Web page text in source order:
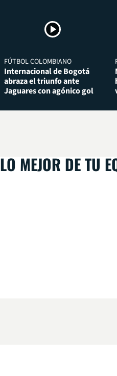
FÚTBOL COLOMBIANO
Internacional de Bogotá
abraza el triunfo ante
Jaguares con agónico gol
LO MEJOR DE TU